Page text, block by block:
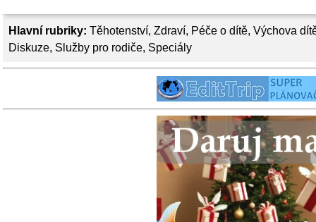
Hlavní rubriky: Těhotenství, Zdraví, Péče o dítě, Výchova
Diskuze, Služby pro rodiče, Speciály